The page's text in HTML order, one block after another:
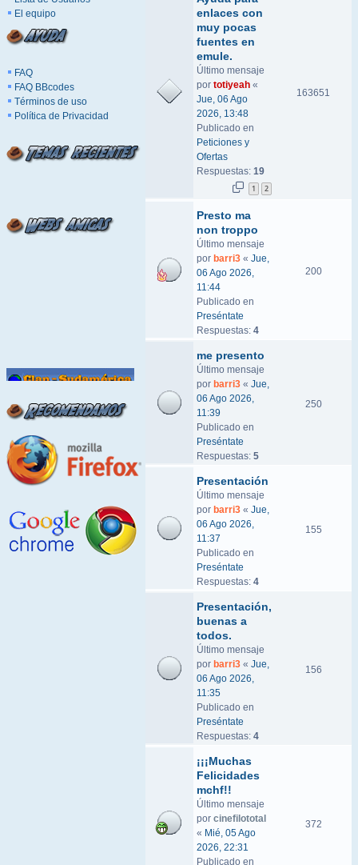
El equipo
FAQ
FAQ BBcodes
Términos de uso
Política de Privacidad
enlaces con
muy pocas
fuentes en
emule.
Último mensaje
por totiyeah «
Jue, 06 Ago
2026, 13:48
Publicado en
Peticiones y
Ofertas
Respuestas: 19
1 2
163651
Presto ma
non troppo
Último mensaje
por barri3 « Jue,
06 Ago 2026,
11:44
Publicado en
Preséntate
Respuestas: 4
200
me presento
Último mensaje
por barri3 « Jue,
06 Ago 2026,
11:39
Publicado en
Preséntate
Respuestas: 5
250
Presentación
Último mensaje
por barri3 « Jue,
06 Ago 2026,
11:37
Publicado en
Preséntate
Respuestas: 4
155
Presentación,
buenas a
todos.
Último mensaje
por barri3 « Jue,
06 Ago 2026,
11:35
Publicado en
Preséntate
Respuestas: 4
156
¡¡¡Muchas
Felicidades
mchf!!
Último mensaje
por cinefilototal
« Mié, 05 Ago
2026, 22:31
Publicado en
372